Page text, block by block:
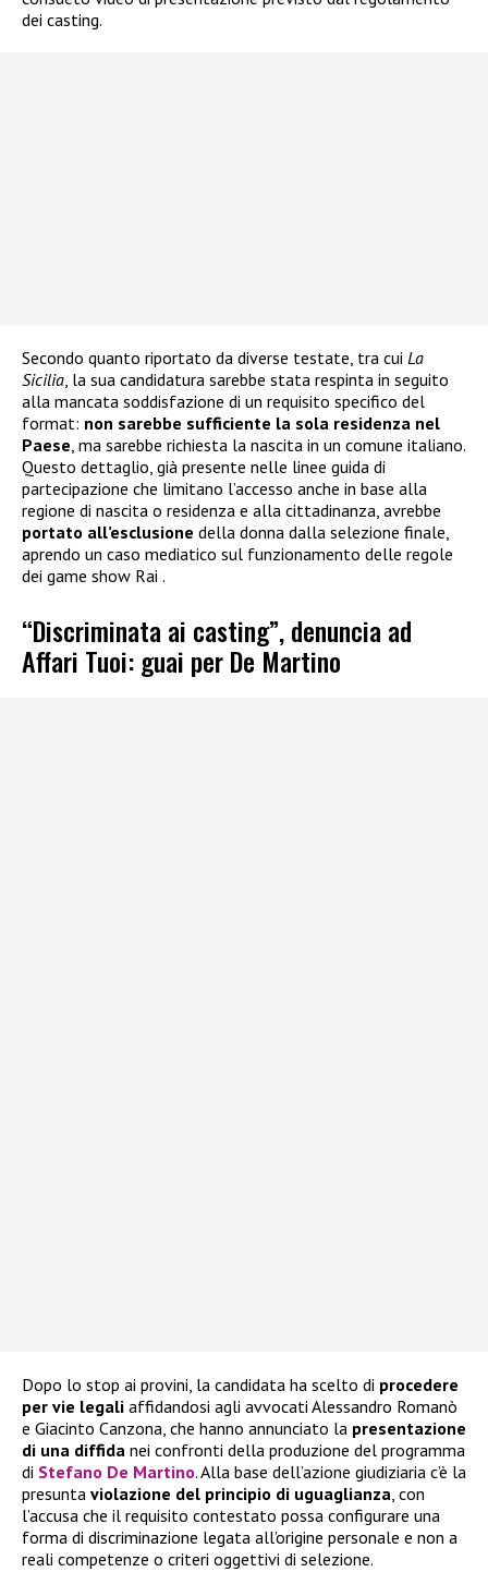
dei casting.
Secondo quanto riportato da diverse testate, tra cui La
Sicilia , la sua candidatura sarebbe stata respinta in seguito
alla mancata soddisfazione di un requisito specifico del
format: non sarebbe sufficiente la sola residenza nel
Paese , ma sarebbe richiesta la nascita in un comune italiano.
Questo dettaglio, già presente nelle linee guida di
partecipazione che limitano l’accesso anche in base alla
regione di nascita o residenza e alla cittadinanza, avrebbe
portato all’esclusione della donna dalla selezione finale,
aprendo un caso mediatico sul funzionamento delle regole
dei game show Rai .
“Discriminata ai casting”, denuncia ad
Affari Tuoi: guai per De Martino
Dopo lo stop ai provini, la candidata ha scelto di procedere
per vie legali affidandosi agli avvocati Alessandro Romanò
e Giacinto Canzona, che hanno annunciato la presentazione
di una diffida nei confronti della produzione del programma
di Stefano De Martino. Alla base dell’azione giudiziaria c’è la
presunta violazione del principio di uguaglianza, con
l’accusa che il requisito contestato possa configurare una
forma di discriminazione legata all’origine personale e non a
reali competenze o criteri oggettivi di selezione.